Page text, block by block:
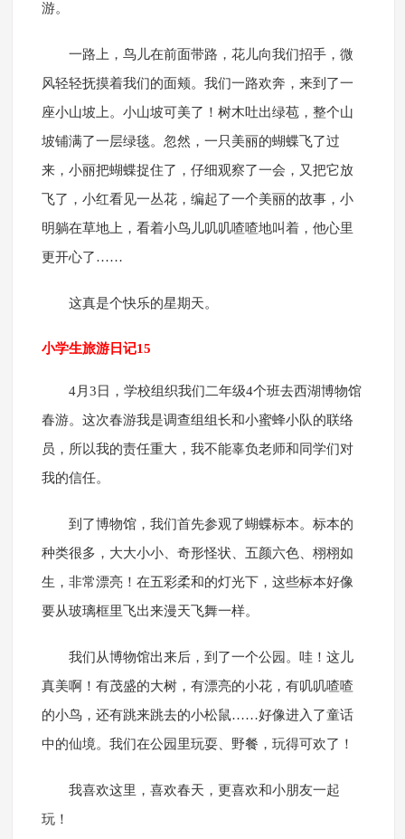
游。
一路上，鸟儿在前面带路，花儿向我们招手，微
风轻轻抚摸着我们的面颊。我们一路欢奔，来到了一
座小山坡上。小山坡可美了！树木吐出绿苞，整个山
坡铺满了一层绿毯。忽然，一只美丽的蝴蝶飞了过
来，小丽把蝴蝶捉住了，仔细观察了一会，又把它放
飞了，小红看见一丛花，编起了一个美丽的故事，小
明躺在草地上，看着小鸟儿叽叽喳喳地叫着，他心里
更开心了……
这真是个快乐的星期天。
小学生旅游日记15
4月3日，学校组织我们二年级4个班去西湖博物馆
春游。这次春游我是调查组组长和小蜜蜂小队的联络
员，所以我的责任重大，我不能辜负老师和同学们对
我的信任。
到了博物馆，我们首先参观了蝴蝶标本。标本的
种类很多，大大小小、奇形怪状、五颜六色、栩栩如
生，非常漂亮！在五彩柔和的灯光下，这些标本好像
要从玻璃框里飞出来漫天飞舞一样。
我们从博物馆出来后，到了一个公园。哇！这儿
真美啊！有茂盛的大树，有漂亮的小花，有叽叽喳喳
的小鸟，还有跳来跳去的小松鼠……好像进入了童话
中的仙境。我们在公园里玩耍、野餐，玩得可欢了！
我喜欢这里，喜欢春天，更喜欢和小朋友一起
玩！